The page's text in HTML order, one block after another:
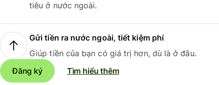
tiêu ở nước ngoài.
Gửi tiền ra nước ngoài, tiết kiệm phí
Giúp tiền của bạn có giá trị hơn, dù là ở đâu.
Đăng ký
Tìm hiểu thêm